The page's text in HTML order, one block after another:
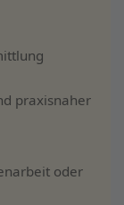
praxisnaher
oder